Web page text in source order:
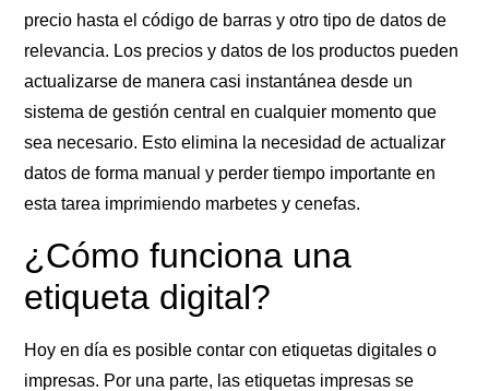
precio hasta el código de barras y otro tipo de datos de
relevancia. Los precios y datos de los productos pueden
actualizarse de manera casi instantánea desde un
sistema de gestión central en cualquier momento que
sea necesario. Esto elimina la necesidad de actualizar
datos de forma manual y perder tiempo importante en
esta tarea imprimiendo marbetes y cenefas.
¿Cómo funciona una
etiqueta digital?
Hoy en día es posible contar conetiquetas digitales o
impresas. Por una parte, las etiquetas impresas se